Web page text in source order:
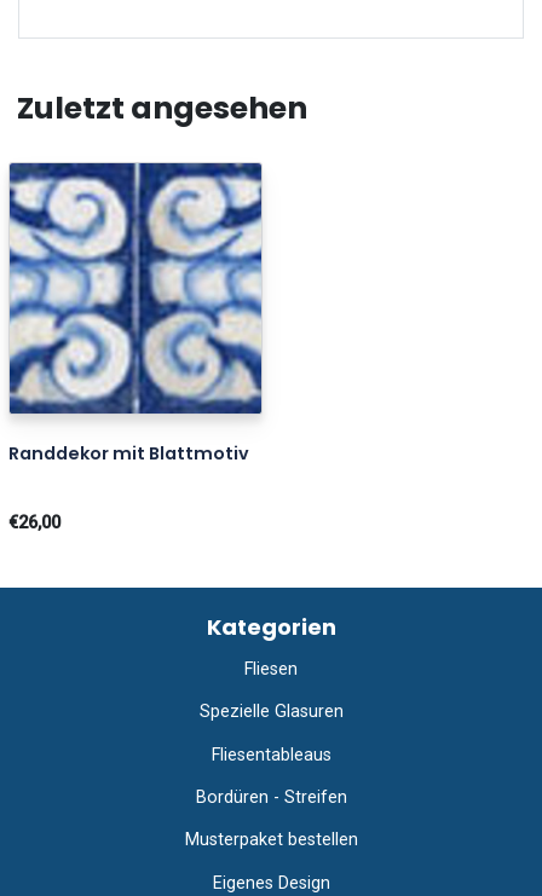
Zuletzt angesehen
Randdekor mit Blattmotiv
€26,00
Kategorien
Fliesen
Spezielle Glasuren
Fliesentableaus
Bordüren - Streifen
Musterpaket bestellen
Eigenes Design